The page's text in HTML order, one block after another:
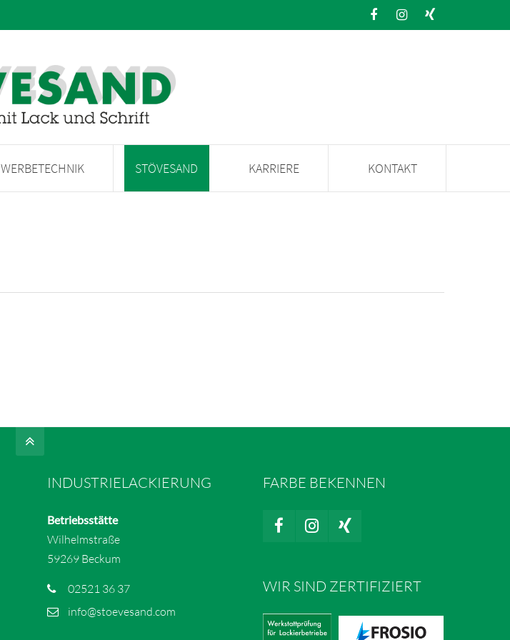
WERBETECHNIK STÖVESAND KARRIERE KONTAKT
INDUSTRIELACKIERUNG
Betriebsstätte
Wilhelmstraße
59269 Beckum
02521 36 37
info@stoevesand.com
FARBE BEKENNEN
WIR SIND ZERTIFIZIERT